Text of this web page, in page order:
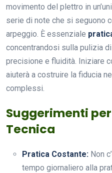
movimento del plettro in
serie di note che si seguono
arpeggio. È essenziale
concentrandosi sulla pulizia
precisione e fluidità. Iniziare
aiuterà a costruire la fiducia
complessi.
Suggerimenti
Tecnica
Pratica Costante: Non
tempo giornaliero alla